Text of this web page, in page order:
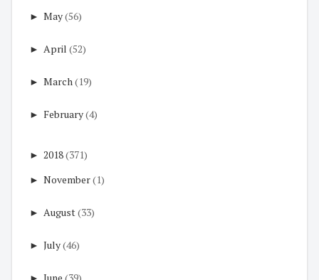
► May(56)
► April (52)
► March(19)
► February(4)
► 2018(371)
► November(1)
► August(33)
► July(46)